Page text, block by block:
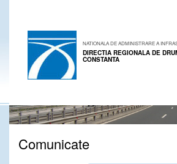
NATIONALA DE ADMINISTRARE A
DIRECTIA REGIONALA DE
CONSTANTA
Comunicate